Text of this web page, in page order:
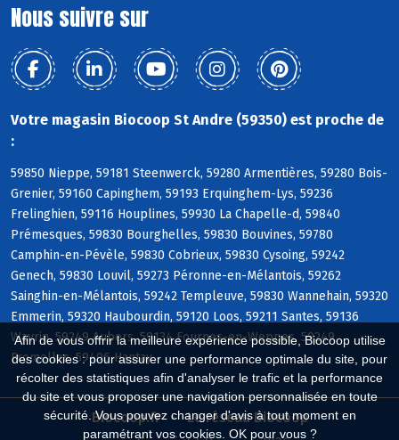
Afin de vous offrir la meilleure expérience possible, Biocoop utilise
des cookies : pour assurer une performance optimale du site, pour
récolter des statistiques afin d'analyser le trafic et la performance
du site et vous proposer une navigation personnalisée en toute
sécurité. Vous pouvez changer d'avis à tout moment en
paramétrant vos cookies. OK pour vous ?
Nous suivre sur
Votre magasin Biocoop St Andre (59350) est proche de
:
59850 Nieppe, 59181 Steenwerck, 59280 Armentières, 59280 Bois-
Grenier, 59160 Capinghem, 59193 Erquinghem-Lys, 59236
Frelinghien, 59116 Houplines, 59930 La Chapelle-d, 59840
Prémesques, 59830 Bourghelles, 59830 Bouvines, 59780
Camphin-en-Pévèle, 59830 Cobrieux, 59830 Cysoing, 59242
Genech, 59830 Louvil, 59273 Péronne-en-Mélantois, 59262
Sainghin-en-Mélantois, 59242 Templeuve, 59830 Wannehain, 59320
Emmerin, 59320 Haubourdin, 59120 Loos, 59211 Santes, 59136
Wavrin, 59249 Aubers, 59134 Fournes-en-Weppes, 59249
Fromelles, 59496 Hantay
Biocoop.fr
Le réseau Biocoop